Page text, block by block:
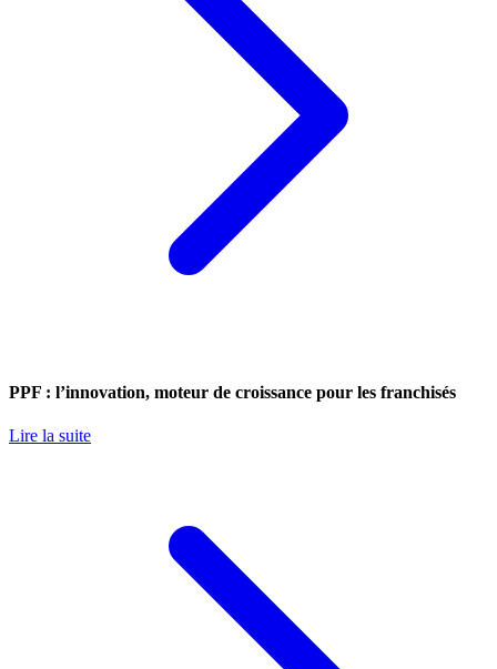
PPF : l’innovation, moteur de croissance pour les franchisés
Lire la suite